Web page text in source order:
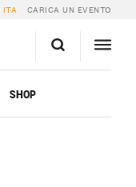
ITA CARICA UN EVENTO
SHOP